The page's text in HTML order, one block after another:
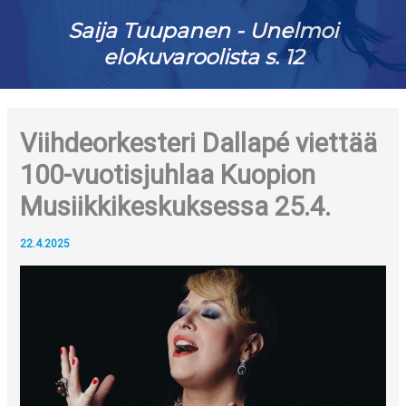
Saija Tuupanen - Unelmoi
elokuvaroolista s. 12
Viihdeorkesteri Dallapé viettää
100-vuotisjuhlaa Kuopion
Musiikkikeskuksessa 25.4.
22.4.2025